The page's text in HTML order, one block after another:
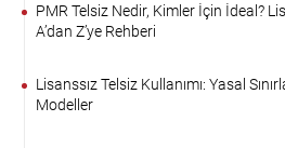
PMR Telsiz Nedir, Kimler İçin İdeal?
A’dan Z’ye Rehberi
Lisanssız Telsiz Kullanımı: Yasal
Modeller